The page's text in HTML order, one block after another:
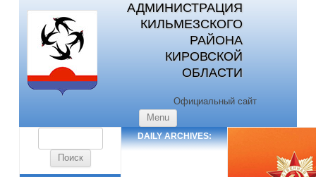
АДМИНИСТРАЦИЯ
КИЛЬМЕЗСКОГО
РАЙОНА
КИРОВСКОЙ
ОБЛАСТИ
Официальный сайт
Menu
DAILY ARCHIVES: